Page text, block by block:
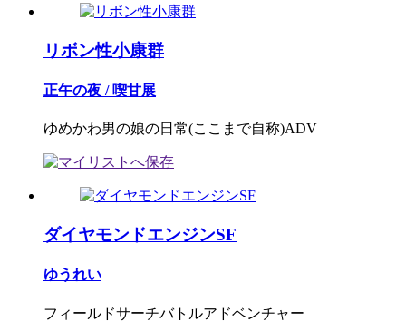
リボン性小康群
正午の夜 / 喫甘展
ゆめかわ男の娘の日常(ここまで自称)ADV
ダイヤモンドエンジンSF
ゆうれい
フィールドサーチバトルアドベンチャー